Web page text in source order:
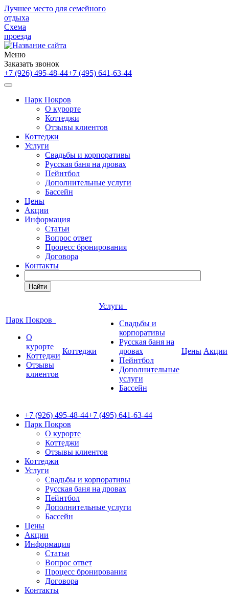
Лучшее место для семейного
отдыха
Схема
проезда
Меню
Заказать звонок
+7 (926) 495-48-44+7 (495) 641-63-44
Парк Покров
О курорте
Коттеджи
Отзывы клиентов
Коттеджи
Услуги
Свадьбы и корпоративы
Русская баня на дровах
Пейнтбол
Дополнительные услуги
Бассейн
Цены
Акции
Информация
Статьи
Вопрос ответ
Процесс бронирования
Договора
Контакты
Найти
Парк Покров
О
курорте
Коттеджи
Отзывы
клиентов
Коттеджи
Услуги
Свадьбы и
корпоративы
Русская баня на
дровах
Пейнтбол
Дополнительные
услуги
Бассейн
Цены Акции
+7 (926) 495-48-44+7 (495) 641-63-44
Парк Покров
О курорте
Коттеджи
Отзывы клиентов
Коттеджи
Услуги
Свадьбы и корпоративы
Русская баня на дровах
Пейнтбол
Дополнительные услуги
Бассейн
Цены
Акции
Информация
Статьи
Вопрос ответ
Процесс бронирования
Договора
Контакты